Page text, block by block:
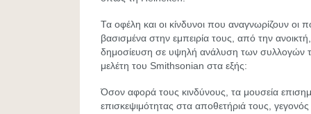
Τα οφέλη και οι κίνδυνοι που αναγνωρίζουν οι
βασισμένα στην εμπειρία τους, από την
δημοσίευση σε υψηλή ανάλυση των συλλογών
μελέτη του Smithsonian στα εξής:
Όσον αφορά τους κινδύνους, τα μουσεία
επισκεψιμότητας στα αποθετήριά τους,